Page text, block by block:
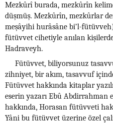
Mezkûrî burada, mezkûrîn
düşmüş. Mezkûrîn, mezkûrlar
meşâyihi hurâsâne bi’l-
fütüvvet cihetiyle anılan
Hadraveyh.
Fütüvvet, biliyorsunuz
zihniyet, bir akım, tasavvuf
Fütüvvet hakkında kitaplar
eserin yazarı Ebû Abdirrahman
hakkında, Horasan fütüvveti
Yâni bu fütüvvet üzerine özel